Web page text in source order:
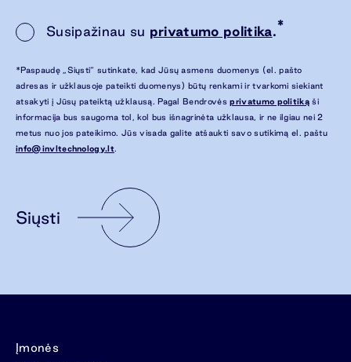
Susipažinau su privatumo politika.*
*Paspaudę „Siųsti“ sutinkate, kad Jūsų asmens duomenys (el. pašto
adresas ir užklausoje pateikti duomenys) būtų renkami ir tvarkomi siekiant
atsakyti į Jūsų pateiktą užklausą. Pagal Bendrovėsprivatumo politiką ši
informacija bus saugoma tol, kol bus išnagrinėta užklausa, ir ne ilgiau nei 2
metus nuo jos pateikimo. Jūs visada galite atšaukti savo sutikimą el. paštu
info@invltechnology.lt.
Siųsti
Įmonės